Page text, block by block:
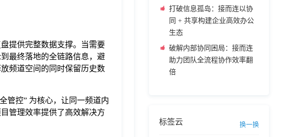
提供完整数据支撑。当需要
最终落地的全链路信息，避
频道空间的同时保留历史数
管控” 为核心，让同一频道内
管理效率提供了高效解决方
打破信息孤岛：接而连以协
同 + 共享构建企业高效办公
生态
破解内部协同困局：接而连
助力团队全流程协作效率翻
倍
标签云 换一换